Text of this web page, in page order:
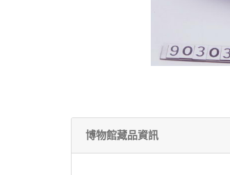
博物館藏品資訊